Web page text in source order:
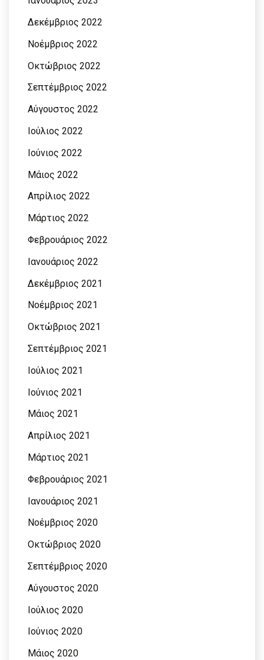
Δεκέμβριος 2022
Νοέμβριος 2022
Οκτώβριος 2022
Σεπτέμβριος 2022
Αύγουστος 2022
Ιούλιος 2022
Ιούνιος 2022
Μάιος 2022
Απρίλιος 2022
Μάρτιος 2022
Φεβρουάριος 2022
Ιανουάριος 2022
Δεκέμβριος 2021
Νοέμβριος 2021
Οκτώβριος 2021
Σεπτέμβριος 2021
Ιούλιος 2021
Ιούνιος 2021
Μάιος 2021
Απρίλιος 2021
Μάρτιος 2021
Φεβρουάριος 2021
Ιανουάριος 2021
Νοέμβριος 2020
Οκτώβριος 2020
Σεπτέμβριος 2020
Αύγουστος 2020
Ιούλιος 2020
Ιούνιος 2020
Μάιος 2020